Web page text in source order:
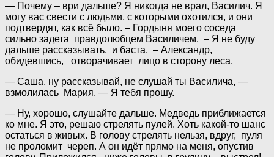
— Почему – ври дальше? Я никогда не врал, Василич. Я
могу вас свести с людьми, с которыми охотился, и они
подтвердят, как всё было. – Гордыня моего соседа
сильно задета правдолюбцем Василичем. – Я не буду
дальше рассказывать, и баста. – Александр,
обидевшись, отворачивает лицо в сторону леса.
— Саша, ну рассказывай, не слушай ты Василича, —
взмолилась Мария. — Я тебя прошу.
— Ну, хорошо, слушайте дальше. Медведь приближается
ко мне. Я это, решаю стрелять пулей. Хоть какой-то шанс
остаться в живых. В голову стрелять нельзя, вдруг, пуля
не проломит череп. А он идёт прямо на меня, опустив